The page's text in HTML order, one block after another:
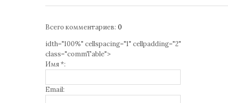
Всего комментариев: 0
idth="100%" cellspacing="1" cellpadding="2"
class="commTable">
Имя *:
Email: